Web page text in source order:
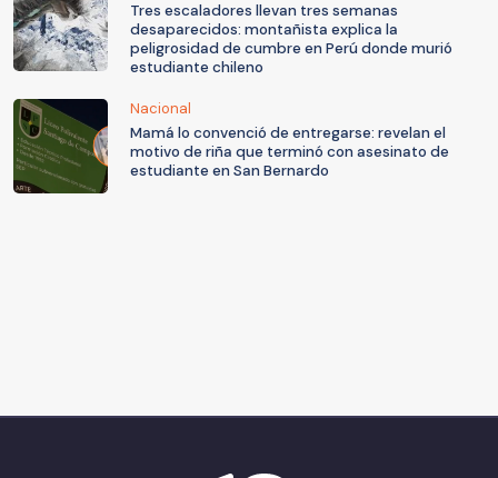
Tres escaladores llevan tres semanas
desaparecidos: montañista explica la
peligrosidad de cumbre en Perú donde murió
estudiante chileno
Nacional
Mamá lo convenció de entregarse: revelan el
motivo de riña que terminó con asesinato de
estudiante en San Bernardo